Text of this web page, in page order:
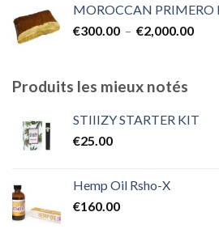
à
MOROCCAN PRIMERO
€300.00 – €2,000.00Plage
Produits les mieux notés
STIIIZY STARTER KIT
€25.00
Hemp Oil Rsho-X
€160.00